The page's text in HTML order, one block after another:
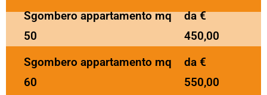
Sgombero appartamento mq
50
da €
450,00
Sgombero appartamento mq
60
da €
550,00